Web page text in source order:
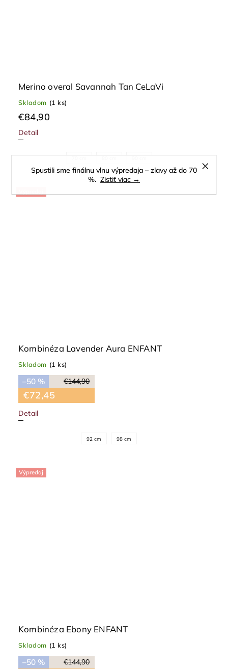
Spustili sme finálnu vlnu výpredaja – zľavy až do 70
%. Zistiť viac →
Merino overal Savannah Tan CeLaVi
Skladom (1 ks)
€84,90
Detail
Kombinéza Lavender Aura ENFANT
Skladom (1 ks)
€144,90
–50 %
€72,45
Detail
92 cm 98 cm
Výpredaj
Kombinéza Ebony ENFANT
Skladom (1 ks)
€144,90
–50 %